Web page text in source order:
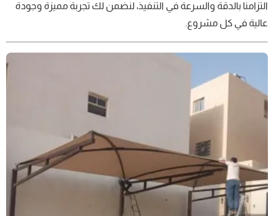
التزامنا بالدقة والسرعة في التنفيذ، لنضمن لك تجربة مميزة وجودة
عالية في كل مشروع.